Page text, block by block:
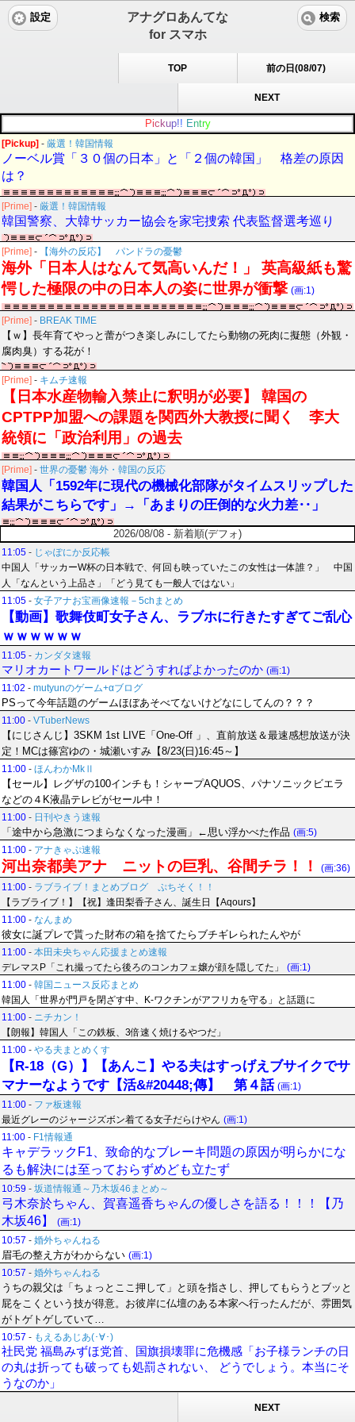
アナグロあんてな
for スマホ
設定 検索
TOP 前の日(08/07)
NEXT
Pic kup!! Entry
[Pickup] - 厳選！韓国情報
ノーベル賞「３０個の日本」と「２個の韓国」 格差の原因
は？
[Prime] - 厳選！韓国情報
韓国警察、大韓サッカー協会を家宅捜索 代表監督選考巡り
[Prime] - 【海外の反応】 パンドラの憂鬱
海外「日本人はなんて気高いんだ！」 英高級紙も驚
愕した極限の中の日本人の姿に世界が衝撃 (画:1)
[Prime] - BREAK TIME
【ｗ】長年育てやっと蕾がつき楽しみにしてたら動物の死肉に擬態（外観・
腐肉臭）する花が！
[Prime] - キムチ速報
【日本水産物輸入禁止に釈明が必要】 韓国の
CPTPP加盟への課題を関西外大教授に聞く 李大
統領に「政治利用」の過去
[Prime] - 世界の憂鬱 海外・韓国の反応
韓国人「1592年に現代の機械化部隊がタイムスリップした
結果がこちらです」→「あまりの圧倒的な火力差‥」
2026/08/08 - 新着順(デフォ)
11:05 - じゃぽにか反応帳
中国人「サッカーW杯の日本戦で、何回も映っていたこの女性は一体誰？」 中国
人「なんという上品さ」「どう見ても一般人ではない」
11:05 - 女子アナお宝画像速報－5chまとめ
【動画】歌舞伎町女子さん、ラブホに行きたすぎてご乱心
ｗｗｗｗｗｗ
11:05 - カンダタ速報
マリオカートワールドはどうすればよかったのか (画:1)
11:02 - mutyunのゲーム+αブログ
PSって今年話題のゲームほぼあそべてないけどなにしてんの？？？
11:00 - VTuberNews
【にじさんじ】3SKM 1st LIVE「One-Off 」、直前放送＆最速感想放送が決
定！MCは篠宮ゆの・城瀬いすみ【8/23(日)16:45～】
11:00 - ほんわかMkⅡ
【セール】レグザの100インチも！シャープAQUOS、パナソニックビエラ
などの４K液晶テレビがセール中！
11:00 - 日刊やきう速報
「途中から急激につまらなくなった漫画」←思い浮かべた作品 (画:5)
11:00 - アナきゃぷ速報
河出奈都美アナ ニットの巨乳、谷間チラ！！
(画:36)
11:00 - ラブライブ！まとめブログ ぷちそく！！
【ラブライブ！】【祝】逢田梨香子さん、誕生日【Aqours】
11:00 - なんまめ
彼女に誕プレで貰った財布の箱を捨てたらブチギレられたんやが
11:00 - 本田未央ちゃん応援まとめ速報
デレマスP「これ撮ってたら後ろのコンカフェ嬢が顔を隠してた」
(画:1)
11:00 - 韓国ニュース反応まとめ
韓国人「世界が門戸を閉ざす中、K-ワクチンがアフリカを守る」と話題に
11:00 - ニチカン！
【朗報】韓国人「この鉄板、3倍速く焼けるやつだ」
11:00 - やる夫まとめくす
【R-18（G）】【あんこ】やる夫はすっげえブサイクでサ
マナーなようです【活&#20448;傳】 第４話 (画:1)
11:00 - ファ板速報
最近グレーのジャージズボン着てる女子だらけやん (画:1)
11:00 - F1情報通
キャデラックF1、致命的なブレーキ問題の原因が明らかにな
るも解決には至っておらずめども立たず
10:59 - 坂道情報通～乃木坂46まとめ～
弓木奈於ちゃん、賀喜遥香ちゃんの優しさを語る！！！【乃
木坂46】
(画:1)
10:57 - 婚外ちゃんねる
眉毛の整え方がわからない (画:1)
10:57 - 婚外ちゃんねる
うちの親父は「ちょっとここ押して」と頭を指さし、押してもらうとブッと
屁をこくという技が得意。お彼岸に仏壇のある本家へ行ったんだが、雰囲気
がトゲトゲしていて…
10:57 - もえるあじあ(･∀･)
社民党 福島みずほ党首、国旗損壊罪に危機感「お子様ランチの日
の丸は折っても破っても処罰されない、 どうでしょう。本当にそ
うなのか」
NEXT